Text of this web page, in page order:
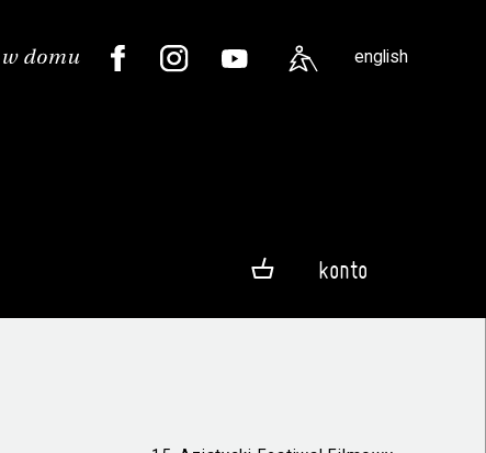
english
konto